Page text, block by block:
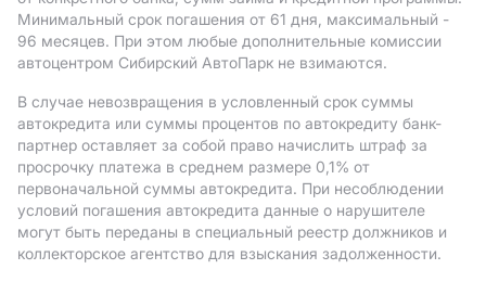
Минимальный срок погашения от 61 дня, максимальный -
96 месяцев. При этом любые дополнительные комиссии
автоцентром Сибирский АвтоПарк не взимаются.
В случае невозвращения в условленный срок суммы
автокредита или суммы процентов по автокредиту банк-
партнер оставляет за собой право начислить штраф за
просрочку платежа в среднем размере 0,1% от
первоначальной суммы автокредита. При несоблюдении
условий погашения автокредита данные о нарушителе
могут быть переданы в специальный реестр должников и
коллекторское агентство для взыскания задолженности.